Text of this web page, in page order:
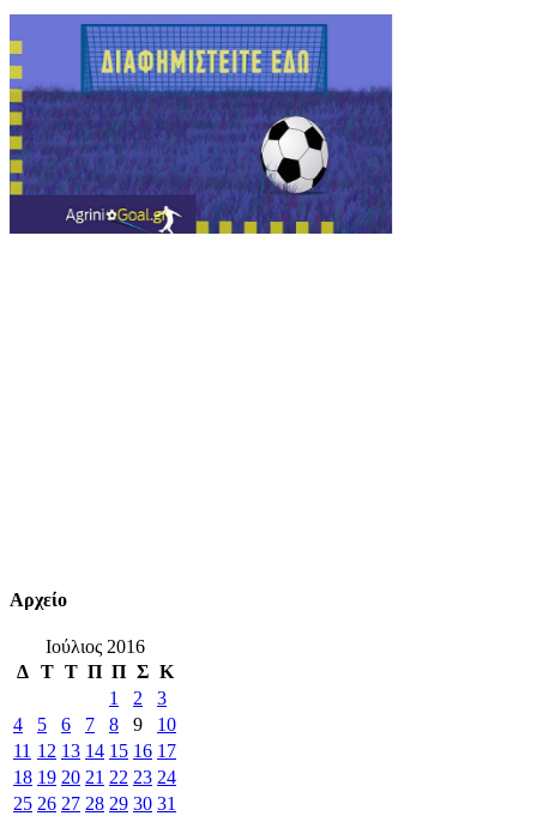
Αρχείο
Ιούλιος 2016
Δ Τ Τ Π Π Σ Κ
1
2
3
4
5 6 7 8 9
10
11 12 13 14 15 16 17
18 19 20 21 22 23 24
25 26 27 28 29 30 31